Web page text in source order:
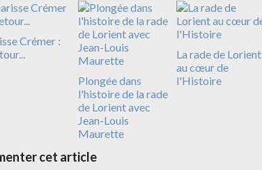
Crémer :
Plongée dans
l'histoire de la rade
de Lorient avec
Jean-Louis
Maurette
La rade de Lorient
au cœur de
l'Histoire
cet article